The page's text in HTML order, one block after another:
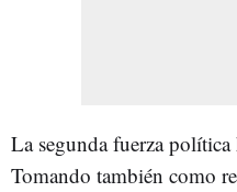
La segunda fuerza
Tomando también como